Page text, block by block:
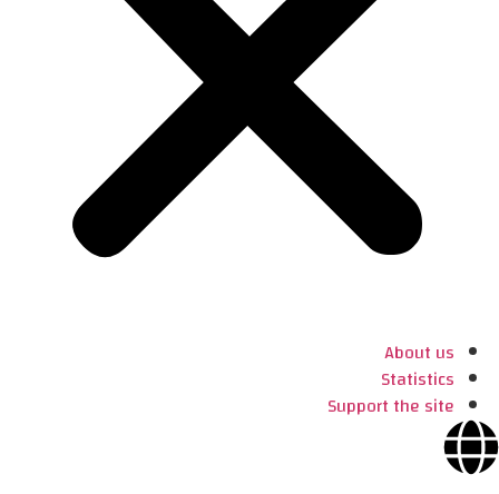
About us
Statistics
Support the site